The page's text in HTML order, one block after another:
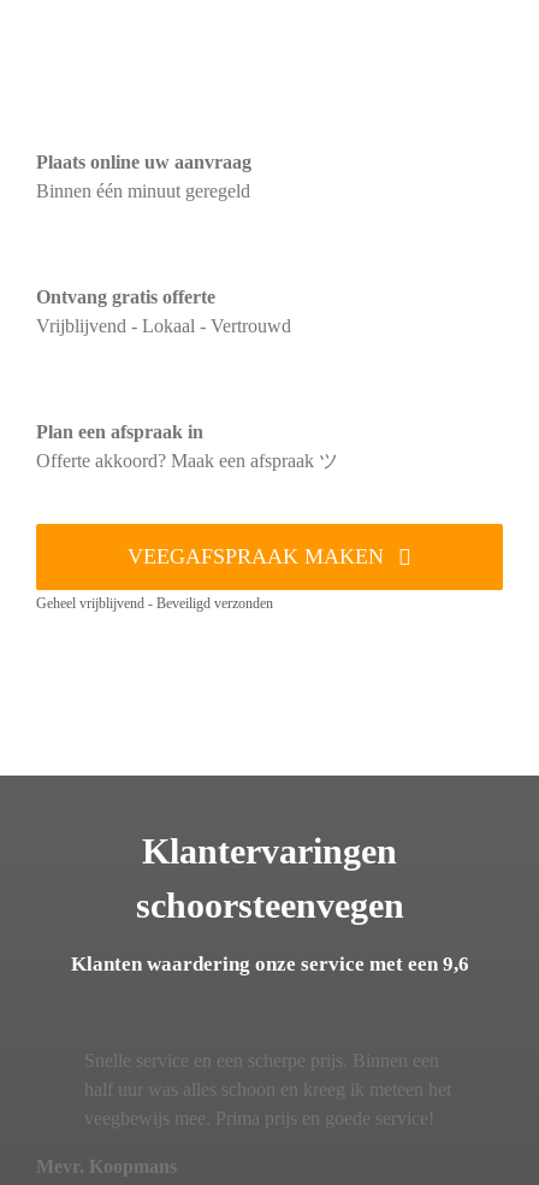
Plaats online uw aanvraag
Binnen één minuut geregeld
Ontvang gratis offerte
Vrijblijvend - Lokaal - Vertrouwd
Plan een afspraak in
Offerte akkoord? Maak een afspraak ツ
VEEGAFSPRAAK MAKEN
Geheel vrijblijvend - Beveiligd verzonden
Klantervaringen
schoorsteenvegen
Klanten waardering onze service met een 9,6
Snelle service en een scherpe prijs. Binnen een
half uur was alles schoon en kreeg ik meteen het
veegbewijs mee. Prima prijs en goede service!
Mevr. Koopmans